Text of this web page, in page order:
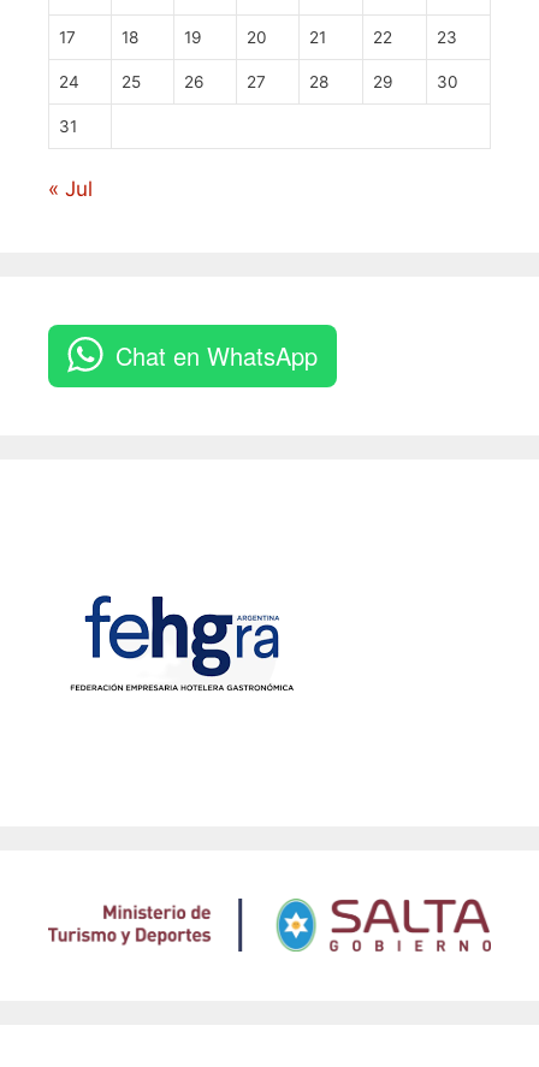
17 18 19 20 21 22 23
24 25 26 27 28 29 30
31
« Jul
Chat en WhatsApp